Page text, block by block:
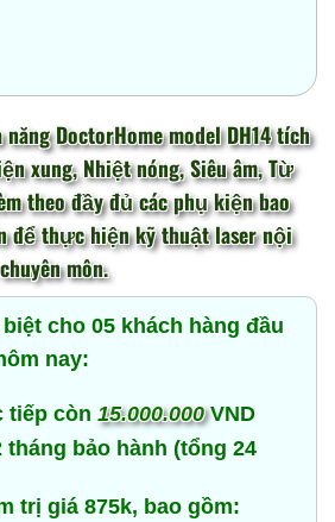
năngDoctorHomemodel DH14 tích
xung, Nhiệt nóng, Siêu âm, Từ
theo đầy đủ các phụ kiện bao
để thực hiện kỹ thuật laser nội
môn.
cho 05 khách hàng đầu
nay:
tiếp còn 15.000.000VND
tháng bảo hành (tổng 24
trị giá 875k, bao gồm: